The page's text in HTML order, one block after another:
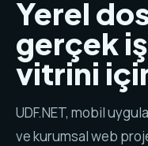
Yerel
gerçek
vitrini
UDF.NET, mobil
ve kurumsal web